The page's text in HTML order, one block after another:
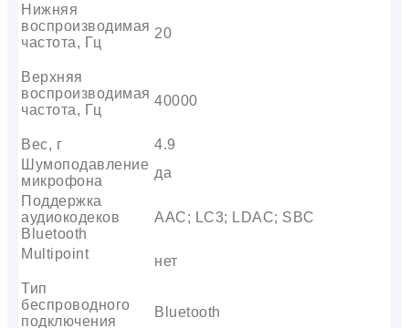
Нижняя
воспроизводимая
частота, Гц
20
Верхняя
воспроизводимая
частота, Гц
40000
Вес, г
4.9
Шумоподавление
микрофона
да
Поддержка
аудиокодеков
Bluetooth
AAC; LC3; LDAC; SBC
Multipoint
нет
Тип
беспроводного
подключения
Bluetooth